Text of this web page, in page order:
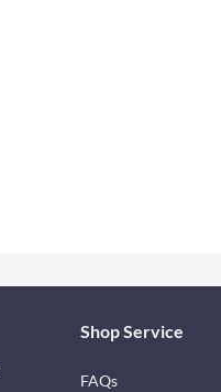
Shop Service
FAQs